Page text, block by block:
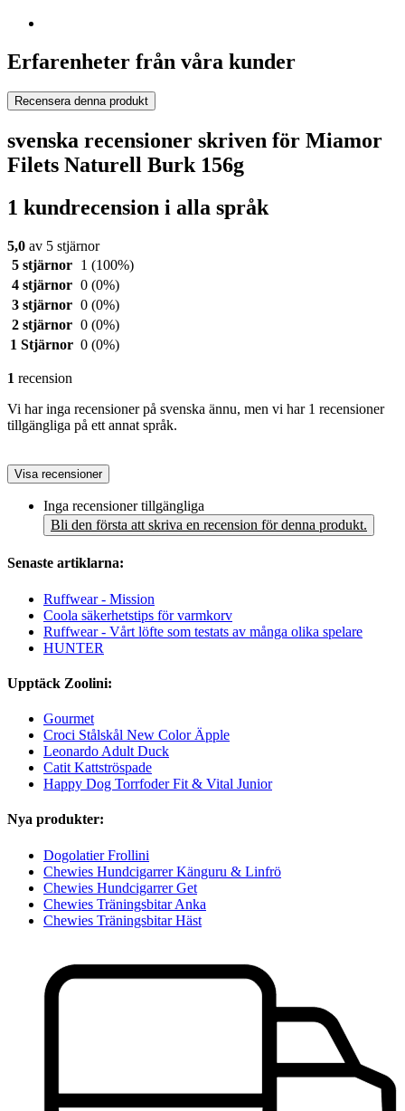
Erfarenheter från våra kunder
Recensera denna produkt
svenska recensioner skriven för Miamor
Filets Naturell Burk 156g
1 kundrecension i alla språk
5,0 av 5 stjärnor
5 stjärnor
1 (100%)
4 stjärnor 0 (0%)
3 stjärnor 0 (0%)
2 stjärnor 0 (0%)
1 Stjärnor 0 (0%)
1 recension
Vi har inga recensioner på svenska ännu, men vi har 1 recensioner
tillgängliga på ett annat språk.
Visa recensioner
Inga recensioner tillgängliga
Bli den första att skriva en recension för denna produkt.
Senaste artiklarna:
Ruffwear - Mission
Coola säkerhetstips för varmkorv
Ruffwear - Vårt löfte som testats av många olika spelare
HUNTER
Upptäck Zoolini:
Gourmet
Croci Stålskål New Color Äpple
Leonardo Adult Duck
Catit Kattströspade
Happy Dog Torrfoder Fit & Vital Junior
Nya produkter:
Dogolatier Frollini
Chewies Hundcigarrer Känguru & Linfrö
Chewies Hundcigarrer Get
Chewies Träningsbitar Anka
Chewies Träningsbitar Häst